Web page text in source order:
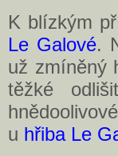
K blízkým
Le Galové.
už zmíněný
těžké
u hřiba Le